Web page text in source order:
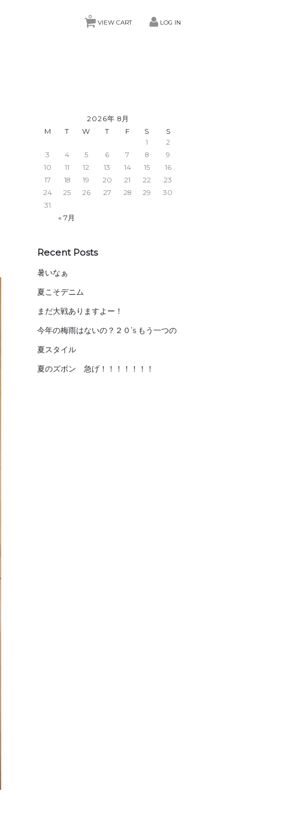
VIEW CART
0
LOG IN
2026年 8月
M
T W T F S S
« 7月
1
2
3
4 5 6 7 8
9
10
11 12 13 14 15
16
17
18 19 20 21 22
23
24
25 26 27 28 29
30
31
Recent Posts
暑いなぁ
夏こそデニム
まだ大戦ありますよー！
今年の梅雨はないの？２０’s もう一つの
夏スタイル
夏のズボン 急げ！！！！！！！